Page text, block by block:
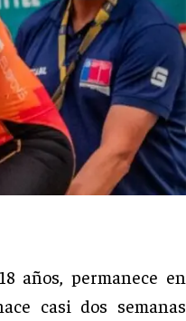
años, permanece en
casi dos semanas